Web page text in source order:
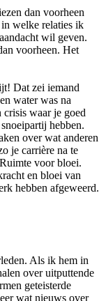
dan voorheen
welke relaties ik
wil geven.
voorheen. Het
Dat zei iemand
water was na
waar je goed
hebben.
over wat anderen
je carrière na te
voor bloei.
en bloei van
hebben afgeweerd.
Als ik hem in
over uitputtende
geteisterde
wat nieuws over